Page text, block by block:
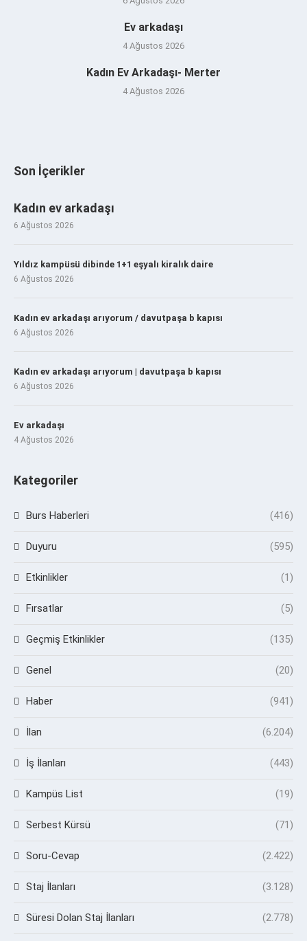
Ev arkadaşı
4 Ağustos 2026
Kadın Ev Arkadaşı- Merter
4 Ağustos 2026
Son İçerikler
Kadın ev arkadaşı
6 Ağustos 2026
Yıldız kampüsü dibinde 1+1 eşyalı kiralık daire
6 Ağustos 2026
Kadın ev arkadaşı arıyorum / davutpaşa b kapısı
6 Ağustos 2026
Kadın ev arkadaşı arıyorum | davutpaşa b kapısı
6 Ağustos 2026
Ev arkadaşı
4 Ağustos 2026
Kategoriler
Burs Haberleri (416)
Duyuru (595)
Etkinlikler (1)
Fırsatlar (5)
Geçmiş Etkinlikler (135)
Genel (20)
Haber (941)
İlan (6.204)
İş İlanları (443)
Kampüs List (19)
Serbest Kürsü (71)
Soru-Cevap (2.422)
Staj İlanları (3.128)
Süresi Dolan Staj İlanları (2.778)